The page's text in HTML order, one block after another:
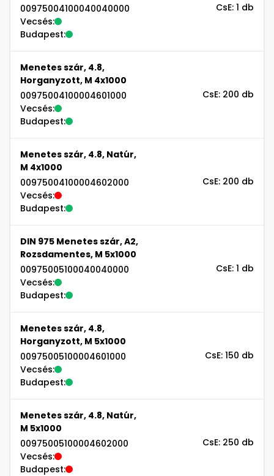
00975004100040040000
Vecsés:
Budapest:
CsE: 1 db
Menetes szár, 4.8,
Horganyzott, M 4x1000
00975004100004601000
Vecsés:
Budapest:
CsE: 200 db
Menetes szár, 4.8, Natúr,
M 4x1000
00975004100004602000
Vecsés:
Budapest:
CsE: 200 db
DIN 975 Menetes szár, A2,
Rozsdamentes, M 5x1000
00975005100040040000
Vecsés:
Budapest:
CsE: 1 db
Menetes szár, 4.8,
Horganyzott, M 5x1000
00975005100004601000
Vecsés:
Budapest:
CsE: 150 db
Menetes szár, 4.8, Natúr,
M 5x1000
00975005100004602000
Vecsés:
Budapest:
CsE: 250 db